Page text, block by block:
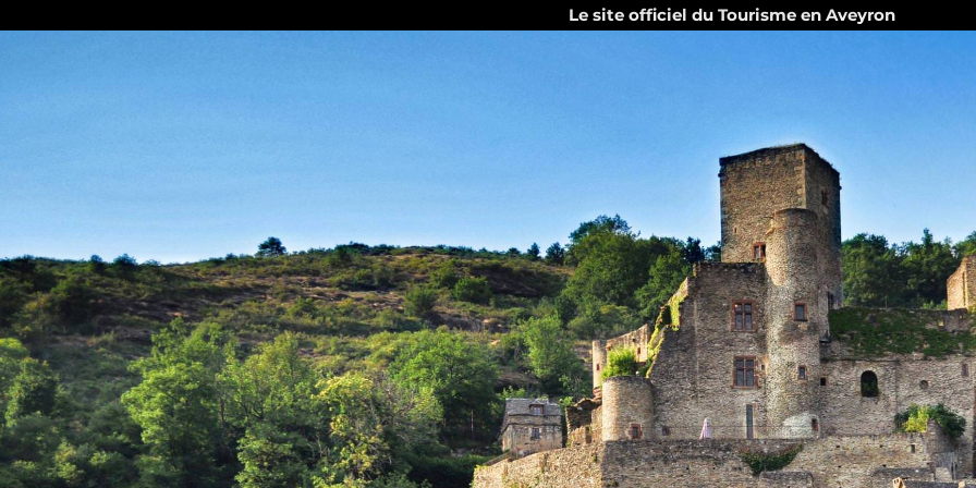
Le site officiel du Tourisme en Aveyron